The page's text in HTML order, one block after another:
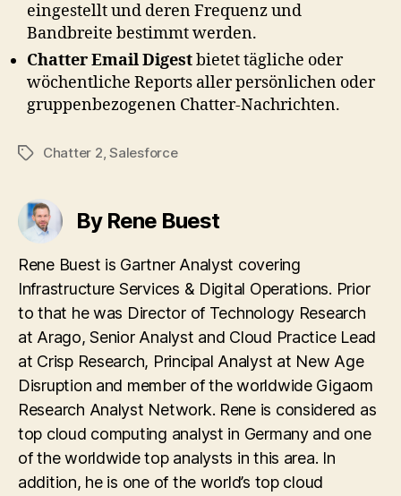
eingestellt und deren Frequenz und
Bandbreite bestimmt werden.
Chatter Email Digestbietet tägliche oder
wöchentliche Reports aller persönlichen oder
gruppenbezogenen Chatter-Nachrichten.
TagsChatter 2,Salesforce
By Rene Buest
Rene Buest is Gartner Analyst covering
Infrastructure Services & Digital Operations. Prior
to that he was Director of Technology Research
at Arago, Senior Analyst and Cloud Practice Lead
at Crisp Research, Principal Analyst at New Age
Disruption and member of the worldwide Gigaom
Research Analyst Network. Rene is considered as
top cloud computing analyst in Germany and one
of the worldwide top analysts in this area. In
addition, he is one of the world’s top cloud